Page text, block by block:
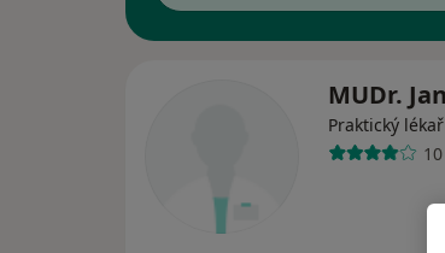
MUDr.
Praktický lékař